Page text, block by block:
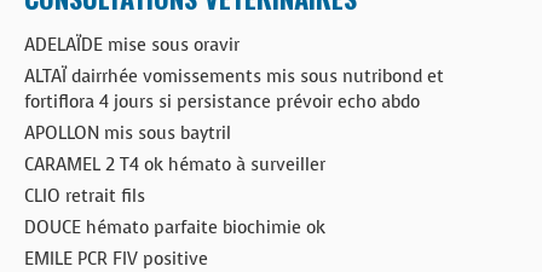
ADELAÏDE mise sous oravir
ALTAÏ dairrhée vomissements mis sous nutribond et
fortiflora 4 jours si persistance prévoir echo abdo
APOLLON mis sous baytril
CARAMEL 2 T4 ok hémato à surveiller
CLIO retrait fils
DOUCE hémato parfaite biochimie ok
EMILE PCR FIV positive